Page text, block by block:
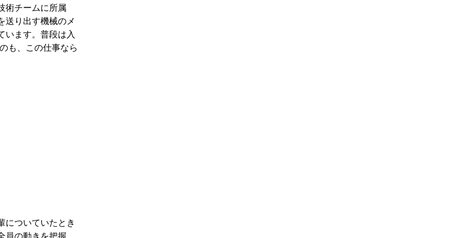
術チームに所属
送り出す機械のメ
います。普段は入
も、この仕事なら
についていたとき
員の動きを把握